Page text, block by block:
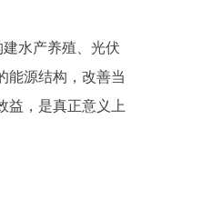
水产养殖、光伏
能源结构，改善当
益，是真正意义上